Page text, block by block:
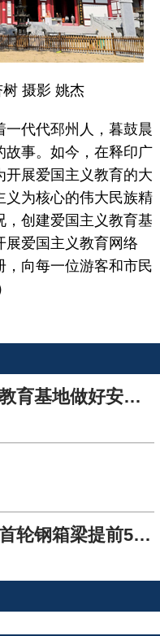
摄影 姚杰
代代邳州人，暮鼓晨
故事。如今，在释印广
开展爱国主义教育的大
义为核心的伟大民族精
，创建爱国主义教育基
展爱国主义教育网络
，向每一位游客和市民
江苏邳州白马寺爱国主义教育基地做好安全防汛工作
中建五洲淮安白马湖大桥首轮钢箱梁提前50天顺利下胎